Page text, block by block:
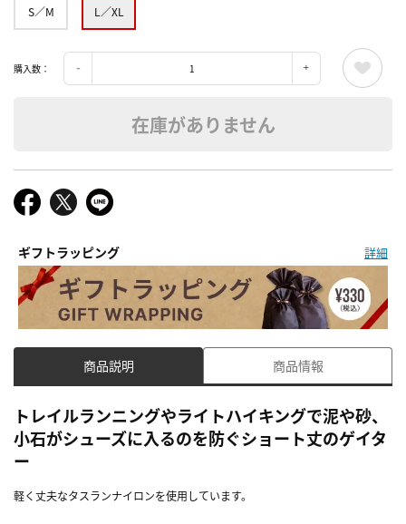
S／M L／XL
購入数：
在庫がありません
ギフトラッピング 詳細
商品説明 商品情報
トレイルランニングやライトハイキングで泥や砂、
小石がシューズに入るのを防ぐショート丈のゲイタ
ー
軽く丈夫なタスランナイロンを使用しています。